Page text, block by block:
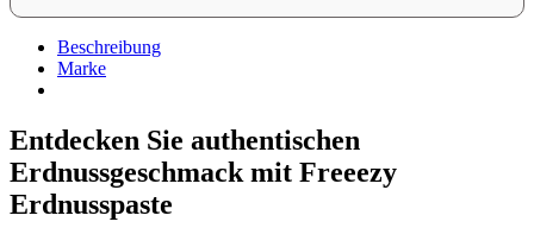
Beschreibung
Marke
Entdecken Sie authentischen
Erdnussgeschmack mit Freeezy
Erdnusspaste